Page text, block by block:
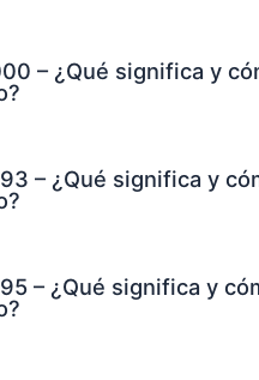
– ¿Qué significa y
– ¿Qué significa y
– ¿Qué significa y